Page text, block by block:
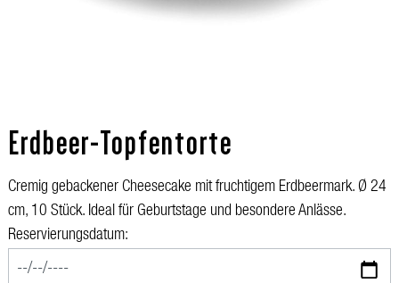
Erdbeer-Topfentorte
Cremig gebackener Cheesecake mit fruchtigem Erdbeermark. Ø 24
cm, 10 Stück. Ideal für Geburtstage und besondere Anlässe.
Reservierungsdatum: